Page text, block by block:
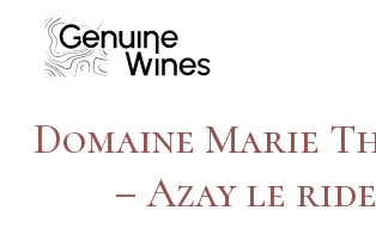
Domaine Marie
– Azay le